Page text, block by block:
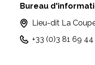
Bureau
Lieu-dit La
+33 (0)3 81 69 44